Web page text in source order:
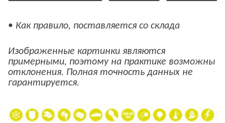
• Как правило, поставляется со склада
Изображенные картинки являются
примерными, поэтому на практике возможны
отклонения. Полная точность данных не
гарантируется.